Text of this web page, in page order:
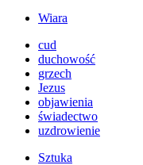
Wiara
cud
duchowość
grzech
Jezus
objawienia
świadectwo
uzdrowienie
Sztuka